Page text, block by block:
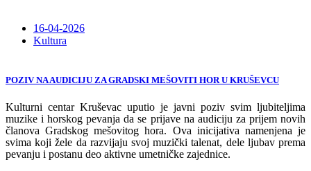
16-04-2026
Kultura
POZIV NA AUDICIJU ZA GRADSKI MEŠOVITI HOR U KRUŠEVCU
Kulturni centar Kruševac uputio je javni poziv svim ljubiteljima
muzike i horskog pevanja da se prijave na audiciju za prijem novih
članova Gradskog mešovitog hora. Ova inicijativa namenjena je
svima koji žele da razvijaju svoj muzički talenat, dele ljubav prema
pevanju i postanu deo aktivne umetničke zajednice.